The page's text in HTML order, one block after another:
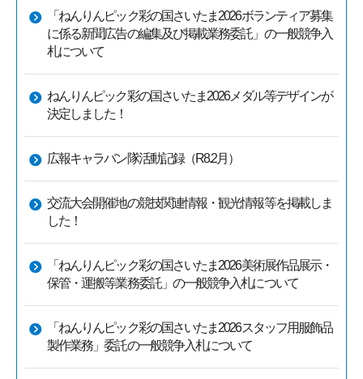
「ねんりんピック彩の国さいたま2026ボランティア募集
に係る新聞広告の編集及び掲載業務委託」の一般競争入
札について
ねんりんピック彩の国さいたま2026メダル等デザインが
決定しました！
広報キャラバン隊活動記録（R8.2月）
交流大会開催地の競技関連情報・観光情報等を掲載しま
した！
「ねんりんピック彩の国さいたま2026美術展作品展示・
保管・運搬等業務委託」の一般競争入札について
「ねんりんピック彩の国さいたま2026スタッフ用服飾品
製作業務」委託の一般競争入札について